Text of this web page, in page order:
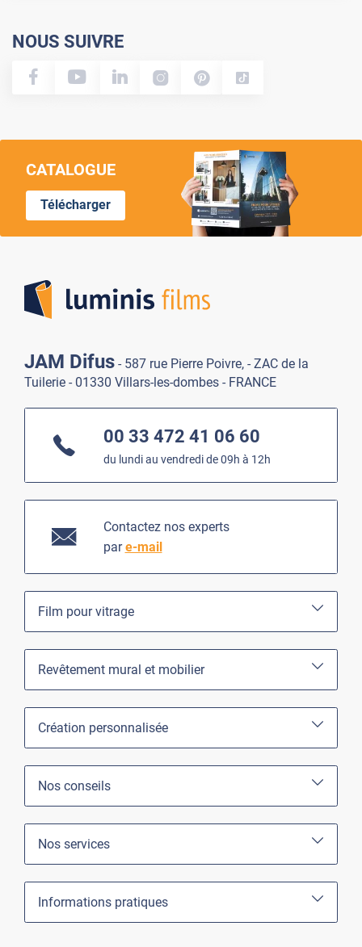
NOUS SUIVRE
CATALOGUE
Télécharger
JAM Difus - 587 rue Pierre Poivre, - ZAC de la
Tuilerie - 01330 Villars-les-dombes - FRANCE
00 33 472 41 06 60
du lundi au vendredi de 09h à 12h
Contactez nos experts
pare-mail
Film pour vitrage
Revêtement mural et mobilier
Création personnalisée
Nos conseils
Nos services
Informations pratiques